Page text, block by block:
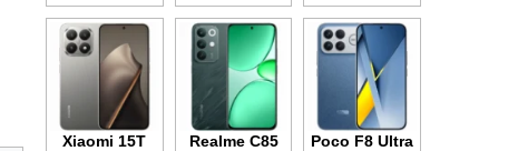
Poco F8 Ultra
Realme C85
Xiaomi 15T